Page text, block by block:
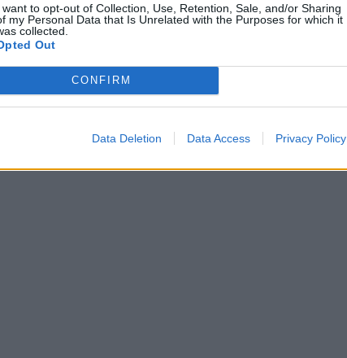
want to opt-out of Collection, Use, Retention, Sale, and/or Sharing
my Personal Data that Is Unrelated with the Purposes for which it
collected.
Out
CONFIRM
Data Deletion Data Access Privacy Policy
ΔΙΑΦΗΜΙΣΗ